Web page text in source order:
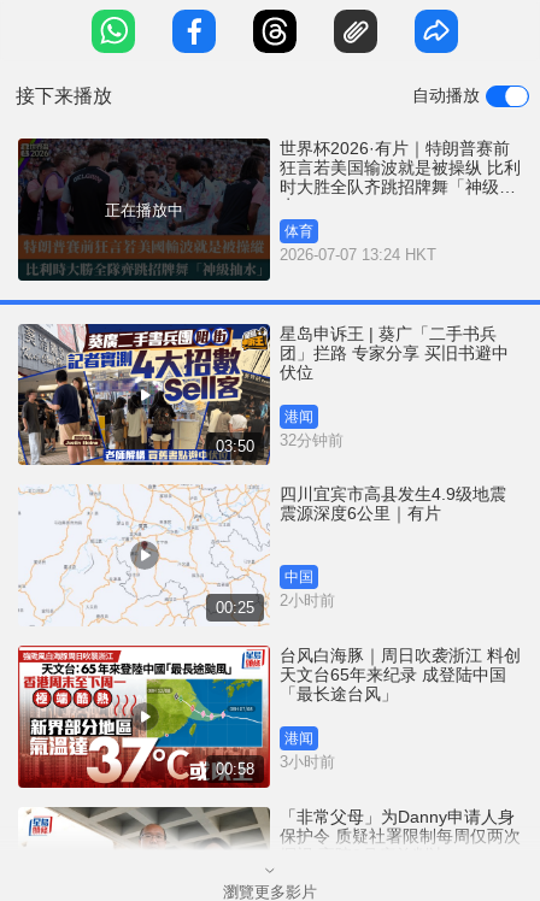
更在卢卡古（Romelu Lukaku）「埋斋」后，集体在
场边大跳特朗普的招牌舞姿疯狂「抽水」。 特朗普
接下来播放 自动播放
正在播放中
世界杯2026·有片｜特朗普赛前
狂言若美国输波就是被操纵 比利
时大胜全队齐跳招牌舞「神级抽
水」
体育
2026-07-07 13:24 HKT
03:50
星岛申诉王 | 葵广「二手书兵
团」拦路 专家分享 买旧书避中
伏位
港闻
32分钟前
00:25
四川宜宾市高县发生4.9级地震
震源深度6公里｜有片
中国
2小时前
00:58
台风白海豚｜周日吹袭浙江 料创
天文台65年来纪录 成登陆中国
「最长途台风」
港闻
3小时前
「非常父母」为Danny申请人身
保护令 质疑社署限制每周仅两次
瀏覽更多影片